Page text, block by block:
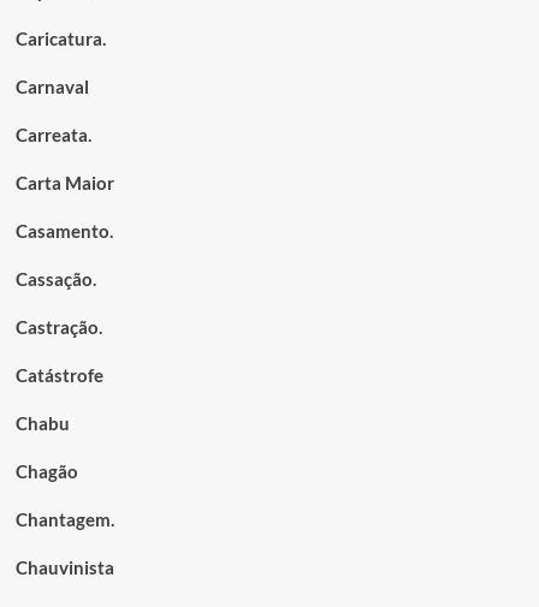
Caricatura.
Carnaval
Carreata.
Carta Maior
Casamento.
Cassação.
Castração.
Catástrofe
Chabu
Chagão
Chantagem.
Chauvinista